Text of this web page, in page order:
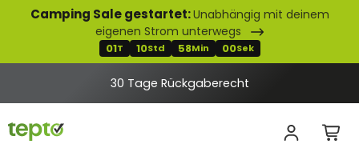
springen
Camping Sale gestartet:Unabhängig mit deinem
eigenen Strom unterwegs
01T 10Std 58Min 00Sek
30 Tage Rückgaberecht